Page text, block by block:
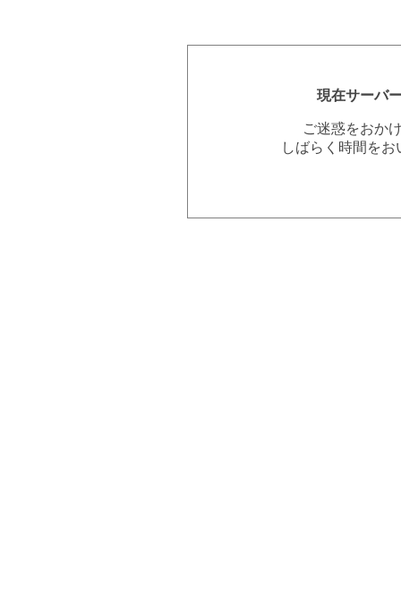
現在サーバ
ご迷惑をおか
しばらく時間を